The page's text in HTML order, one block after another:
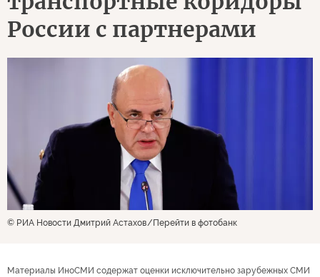
России с партнерами
© РИА Новости Дмитрий Астахов Перейти в фотобанк
Материалы ИноСМИ содержат оценки исключительно зарубежных СМИ